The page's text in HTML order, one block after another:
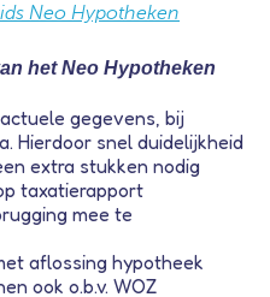
Neo Hypotheken
het Neo Hypotheken
gegevens, bij
Hierdoor snel duidelijkheid
extra stukken nodig
taxatierapport
mee te
aflossing hypotheek
ook o.b.v. WOZ